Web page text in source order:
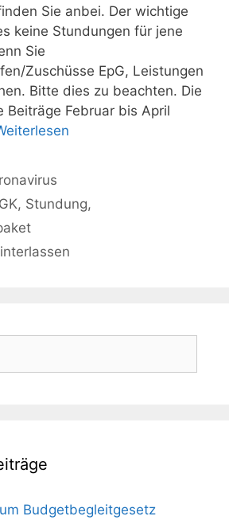
Sie anbei. Der wichtige
keine Stundungen für jene
Sie
Zuschüsse EpG, Leistungen
Bitte dies zu beachten. Die
Beiträge Februar bis April
, Stundung,
Budgetbegleitgesetz